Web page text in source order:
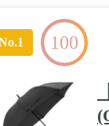
100